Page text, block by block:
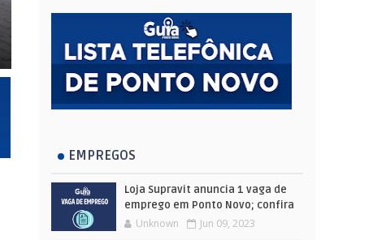
EMPREGOS
Loja Supravit anuncia 1 vaga de
emprego em Ponto Novo; confira
Unknown Jun 09, 2023